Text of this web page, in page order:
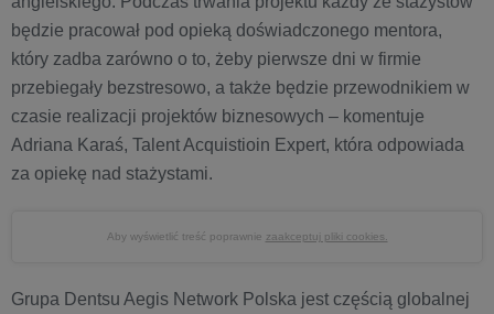
będzie pracował pod opieką doświadczonego mentora,
który zadba zarówno o to, żeby pierwsze dni w firmie
przebiegały bezstresowo, a także będzie przewodnikiem w
czasie realizacji projektów biznesowych – komentuje
Adriana Karaś, Talent Acquistioin Expert, która odpowiada
za opiekę nad stażystami.
Aby wyświetlić treść poprawnie zaakceptuj pliki cookies.
Grupa Dentsu Aegis Network Polska jest częścią globalnej